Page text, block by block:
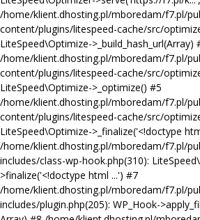
/home/klient.dhosting.pl/mboredam/f7.pl/
content/plugins/litespeed-cache/src/
LiteSpeed\Optimize->_build_hash_url(Array)
/home/klient.dhosting.pl/mboredam/f7.pl/
content/plugins/litespeed-cache/src/
LiteSpeed\Optimize->_optimize() #5
/home/klient.dhosting.pl/mboredam/f7.pl/
content/plugins/litespeed-cache/src/
LiteSpeed\Optimize->_finalize('<!doctype
/home/klient.dhosting.pl/mboredam/f7.pl/
includes/class-wp-hook.php(310):
>finalize('<!doctype html ...') #7
/home/klient.dhosting.pl/mboredam/f7.pl/
includes/plugin.php(205): WP_Hook-